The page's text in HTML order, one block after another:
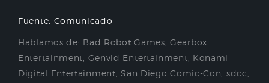
Fuente: Comunicado
Hablamos de: Bad Robot Games ,Gearbox
Entertainment Genvid Entertainment Konami
Digital Entertainment ,San Diego Comic-Con sdcc